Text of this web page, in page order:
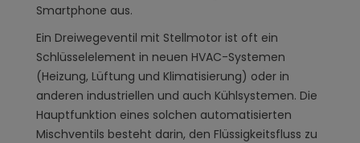
Smartphone aus.
Ein Dreiwegeventil mit Stellmotor ist oft ein
Schlüsselelement in neuen HVAC-Systemen
(Heizung, Lüftung und Klimatisierung) oder in
anderen industriellen und auch Kühlsystemen. Die
Hauptfunktion eines solchen automatisierten
Mischventils besteht darin, den Flüssigkeitsfluss zu